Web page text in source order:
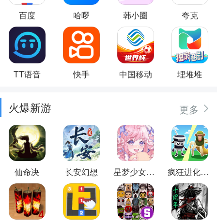
百度 哈啰 韩小圈 夸克
TT语音 快手 中国移动 埋堆堆
火爆新游 更多
仙命决 长安幻想 星梦少女换装 疯狂进化防卫战